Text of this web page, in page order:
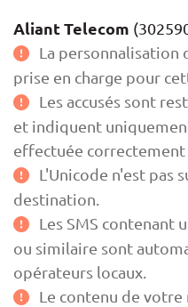
Aliant Telecom
La personnalisation
prise en charge pour
Les accusés sont
et indiquent
effectuée correctement
L'Unicode n'est pas
destination.
Les SMS contenant
ou similaire sont
opérateurs locaux.
Le contenu de votre